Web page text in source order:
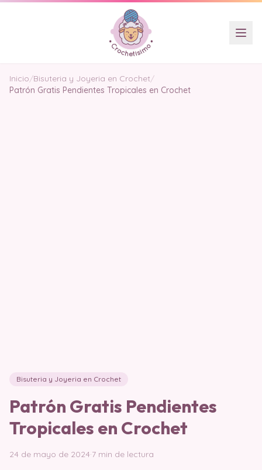
Inicio/Bisuteria y Joyeria en Crochet/
Patrón Gratis Pendientes Tropicales en Crochet
Bisuteria y Joyeria en Crochet
Patrón Gratis Pendientes
Tropicales en Crochet
24 de mayo de 2024·7 min de lectura